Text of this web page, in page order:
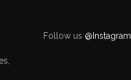
Follow us @Instagram